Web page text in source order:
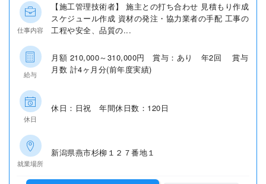
仕事内容
【施工管理技術者】 施主との打ち合わせ 見積もり作成
スケジュール作成 資材の発注・協力業者の手配 工事の
工程や安全、品質の...
給与
月額 210,000～310,000円 賞与：あり 年2回 賞与
月数 計4ヶ月分(前年度実績)
休日
休日：日祝 年間休日数：120日
就業場所
新潟県燕市杉柳１２７番地１